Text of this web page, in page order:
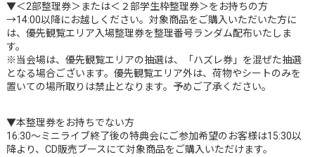
▼＜2部整理券＞または＜２部学生枠整理券＞をお持ちの方
→14:00以降にお越しください。対象商品をご購入いただいた方に
は、優先観覧エリア入場整理券を整理番号ランダム配布いたしま
す。
※当会場は、優先観覧エリアの抽選は、「ハズレ券」を混ぜた抽選
となる場合ございます。優先観覧エリア外は、荷物やシートのみを
置いての場所取りは禁止となります。予めご了承ください。
▼本整理券をお持ちでない方
16:30～ミニライブ終了後の特典会にご参加希望のお客様は15:30以
降より、CD販売ブースにて対象商品をご購入いただけます。